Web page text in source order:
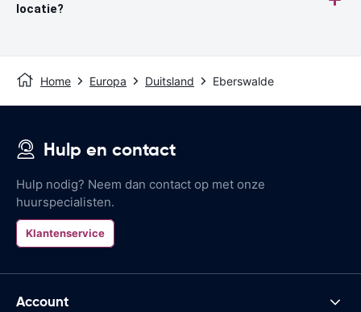
locatie?
Home Europa Duitsland Eberswalde
Hulp en contact
Hulp nodig? Neem dan contact op met onze
huurspecialisten.
Klantenservice
Account